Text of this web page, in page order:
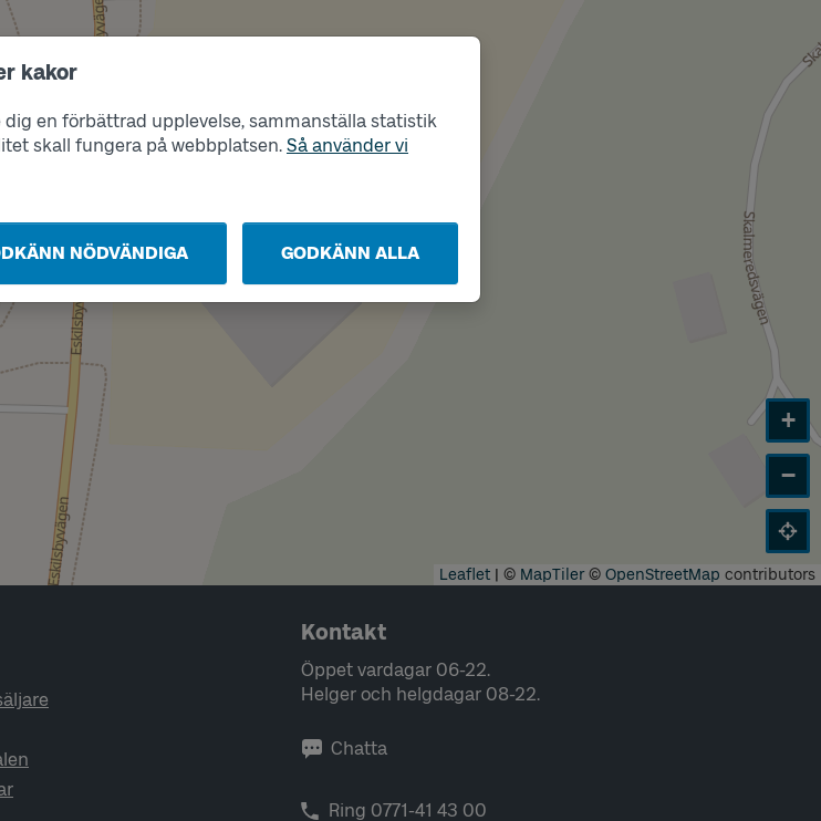
kakor
dig en förbättrad upplevelse, sammanställa statistik
skall fungera på webbplatsen. Så använder vi
NÖDVÄNDIGA GODKÄNN ALLA
Läge
B
+
−
Leaflet | © MapTiler© OpenStreetMap contributors
Kontakt
Öppet vardagar 06-22.
Helger och helgdagar 08-22.
Chatta
Ring 0771-41 43 00